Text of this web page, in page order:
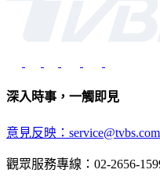
深入時事，一觸即見
意見反映：
觀眾服務專線：02-2656-